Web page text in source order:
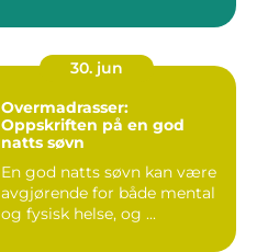
30. jun
Overmadrasser:
Oppskriften på en god
natts søvn
En god natts søvn kan være
avgjørende for både mental
og fysisk helse, og ...